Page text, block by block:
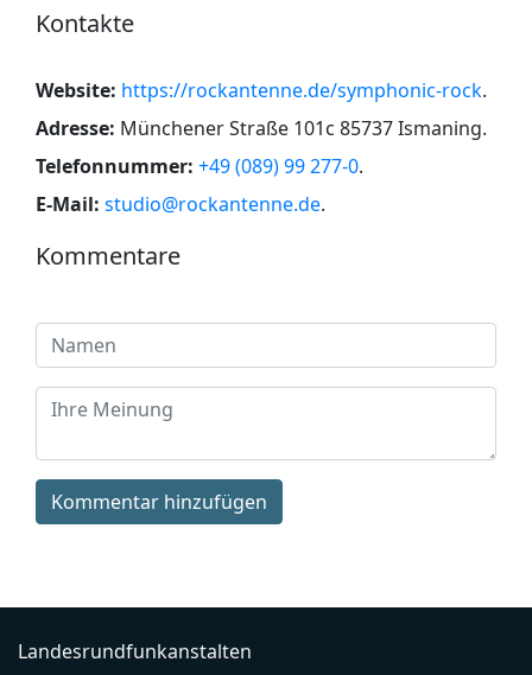
Kontakte
Website: https://rockantenne.de/symphonic-rock.
Adresse: Münchener Straße 101c 85737 Ismaning.
Telefonnummer: +49 (089) 99 277-0.
E-Mail: studio@rockantenne.de.
Kommentare
Kommentar hinzufügen
Landesrundfunkanstalten